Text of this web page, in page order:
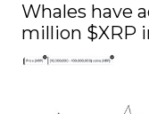
Whales have
million $XRP